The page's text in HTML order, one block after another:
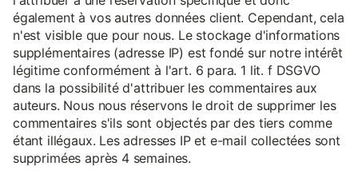
également à vos autres données client. Cependant, cela
n'est visible que pour nous. Le stockage d'informations
supplémentaires (adresse IP) est fondé sur notre intérêt
légitime conformément à l'art. 6 para. 1 lit. f DSGVO
dans la possibilité d'attribuer les commentaires aux
auteurs. Nous nous réservons le droit de supprimer les
commentaires s'ils sont objectés par des tiers comme
étant illégaux. Les adresses IP et e-mail collectées sont
supprimées après 4 semaines.